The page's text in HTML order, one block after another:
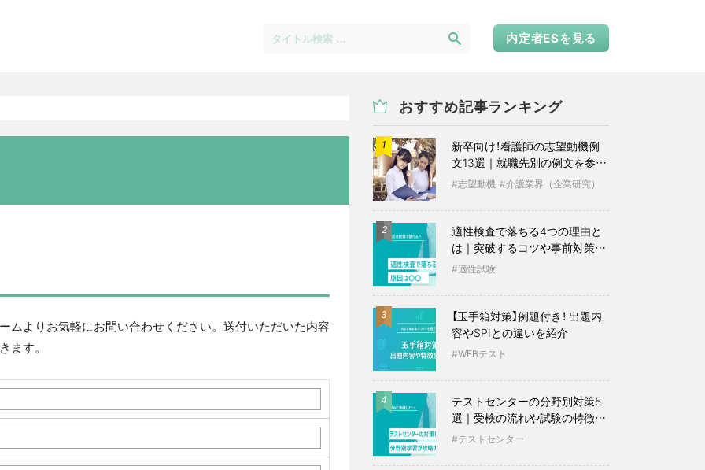
内定者ESを見る
ムよりお気軽にお問い合わせください。送付いただいた内容
ます。
おすすめ記事ランキング
1
新卒向け！看護師の志望動機例
文13選｜就職先別の例文を参考
に志望動機 介護業界（企業研究）
2
適性検査で落ちる4つの理由と
は｜突破するコツや事前対策も
紹介
適性試験
3
【玉手箱対策】例題付き！ 出題内
容やSPIとの違いを紹介
WEBテスト
4
テストセンターの分野別対策5
選｜受検の流れや試験の特徴も
紹介
テストセンター